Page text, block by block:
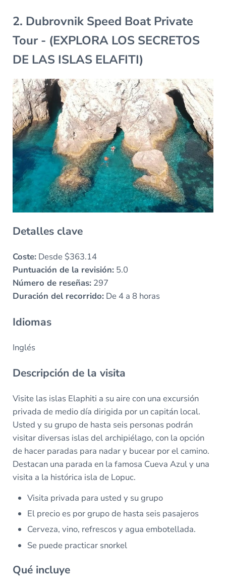
2. Dubrovnik Speed Boat Private
Tour - (EXPLORA LOS SECRETOS
DE LAS ISLAS ELAFITI)
Detalles clave
Coste:Desde $363.14
Puntuación de la revisión:5.0
Número de reseñas:297
Duración del recorrido:De 4 a 8 horas
Idiomas
Inglés
Descripción de la visita
Visite las islas Elaphiti a su aire con una excursión
privada de medio día dirigida por un capitán local.
Usted y su grupo de hasta seis personas podrán
visitar diversas islas del archipiélago, con la opción
de hacer paradas para nadar y bucear por el camino.
Destacan una parada en la famosa Cueva Azul y una
visita a la histórica isla de Lopuc.
Visita privada para usted y su grupo
El precio es por grupo de hasta seis pasajeros
Cerveza, vino, refrescos y agua embotellada.
Se puede practicar snorkel
Qué incluye